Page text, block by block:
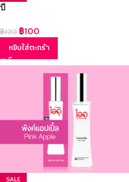
บี
฿120 ฿100
หยิบใส่ตะกร้า
SALE